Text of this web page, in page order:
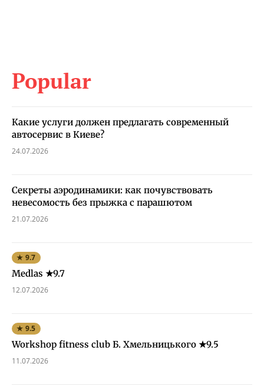
Popular
Какие услуги должен предлагать современный
автосервис в Киеве?
24.07.2026
Секреты аэродинамики: как почувствовать
невесомость без прыжка с парашютом
21.07.2026
★ 9.7
Medlas ★9.7
12.07.2026
★ 9.5
Workshop fitness club Б. Хмельницького ★9.5
11.07.2026